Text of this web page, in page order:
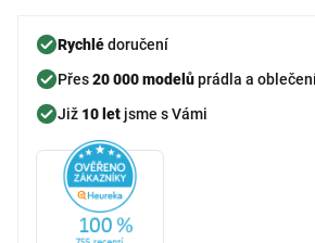
Rychlédoručení
Přes20 000 modelůprádla a
Již 10 let jsme s Vámi